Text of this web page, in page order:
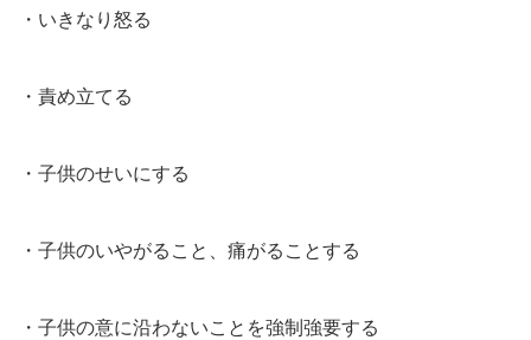
・いきなり怒る
・責め立てる
・子供のせいにする
・子供のいやがること、痛がることする
・子供の意に沿わないことを強制強要する